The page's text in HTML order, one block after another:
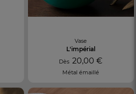
Vase
L'impérial
Dès 20,00 €
Métal émaillé